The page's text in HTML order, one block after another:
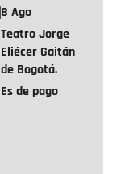
8 Ago
Teatro Jorge
Eliécer Gaitán
de Bogotá.
Es de pago